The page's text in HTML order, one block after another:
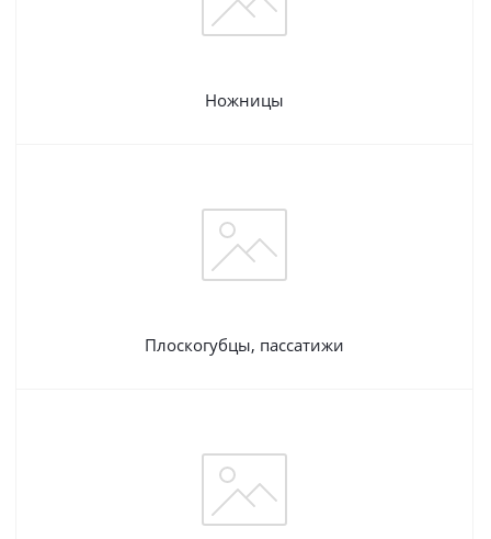
Ножницы
Плоскогубцы, пассатижи